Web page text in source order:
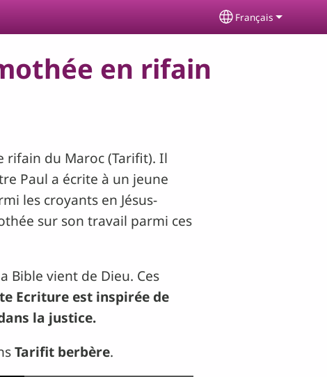
Select your
Français
en rifain
rifain du Maroc (Tarifit). Il
Paul a écrite à un jeune
les croyants en Jésus-
sur son travail parmi ces
Bible vient de Dieu. Ces
Ecriture est inspirée de
la justice.
Tarifit berbère.